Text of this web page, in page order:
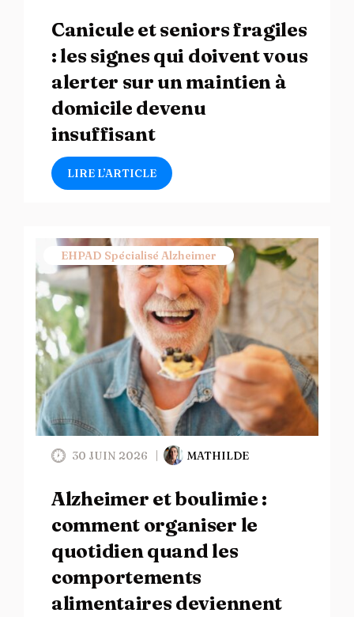
Canicule et seniors fragiles
: les signes qui doivent vous
alerter sur un maintien à
domicile devenu
insuffisant
LIRE L’ARTICLE
EHPAD Spécialisé Alzheimer
30 JUIN 2026 MATHILDE
Alzheimer et boulimie :
comment organiser le
quotidien quand les
comportements
alimentaires deviennent